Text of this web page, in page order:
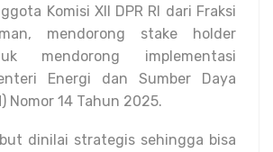
Komisi XII DPR RI dari Fraksi
mendorong stake holder
mendorong implementasi
Energi dan Sumber Daya
Nomor 14 Tahun 2025.
dinilai strategis sehingga bisa